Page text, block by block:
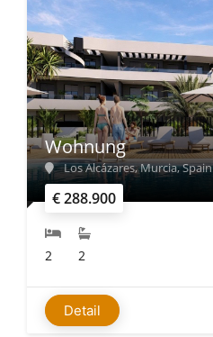
€ 288.900
Wohnung
Los Alcázares, Murcia, Spain
2 2
Detail